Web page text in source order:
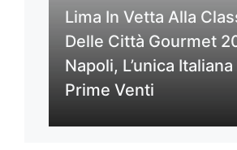
Lima In Vetta Alla
Delle Città Gourmet
Napoli, L’unica
Prime Venti